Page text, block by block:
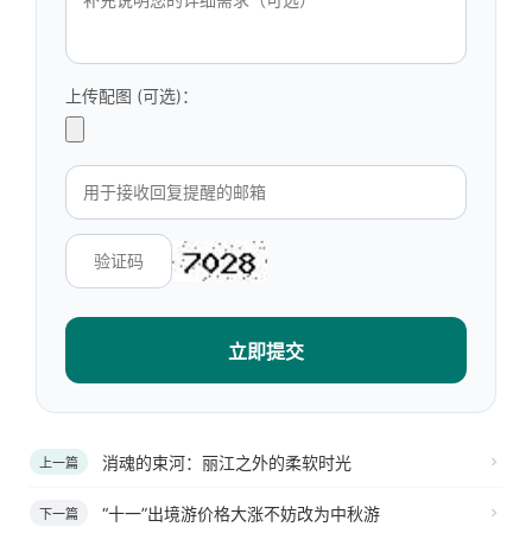
上传配图 (可选)：
立即提交
上一篇 消魂的束河：丽江之外的柔软时光
下一篇 “十一”出境游价格大涨不妨改为中秋游